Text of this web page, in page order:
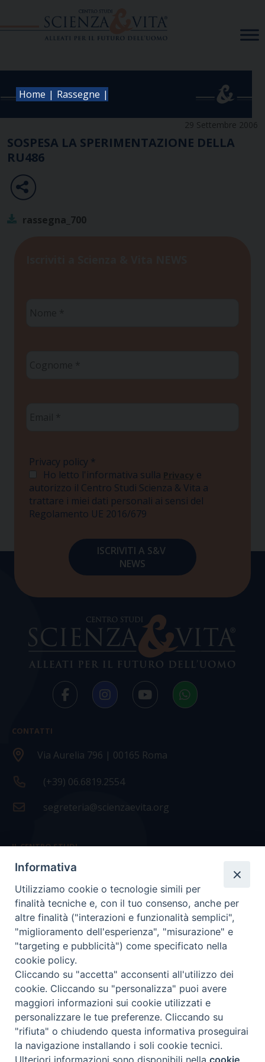
Home | Rassegne |
29 Settembre 2006
SOSPESA LA SPERIMENTAZIONE DELLA
RU486
rassegna_700
Privacy policy *
Ho letto l'informativa sulla Privacy e
autorizzo il Centro Studi Scienza & Vita a
trattare i miei dati personali ai sensi del
Regolamento UE 2016/679
CONTATTI
Via Aurelia 796 | 00165 Roma
(+39) 06.6819.2554
segreteria@scienzaevita.org
IL CENTRO STUDI
La nostra storia
Statuto
Presidenza e ufficio presidenza
Consiglio scientifico
Coordinamento nazionale
COPYRIGHT Scienza & Vita - C.F96600690588- Tutti i
diritti -Privacy- Credits
Informativa
Utilizziamo cookie o tecnologie simili per
finalità tecniche e, con il tuo consenso, anche per
altre finalità ("interazioni e funzionalità semplici",
"miglioramento dell'esperienza", "misurazione" e
"targeting e pubblicità") come specificato nella
cookie policy.
Cliccando su "accetta" acconsenti all'utilizzo dei
cookie. Cliccando su "personalizza" puoi avere
maggiori informazioni sui cookie utilizzati e
personalizzare le tue preferenze. Cliccando su
"rifiuta" o chiudendo questa informativa proseguirai
la navigazione installando i soli cookie tecnici.